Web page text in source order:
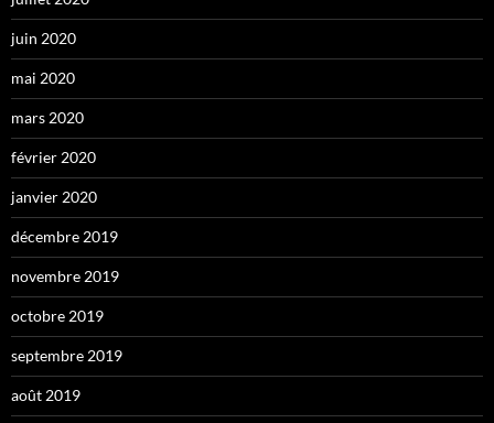
juin 2020
mai 2020
mars 2020
février 2020
janvier 2020
décembre 2019
novembre 2019
octobre 2019
septembre 2019
août 2019